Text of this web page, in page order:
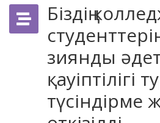
Біздің
зиянды
қауіптілігі
түсіндірме